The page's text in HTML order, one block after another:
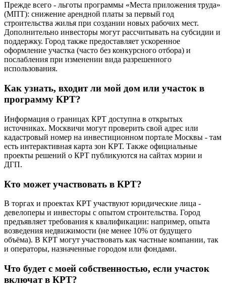
Прежде всего - льготы программы «Места приложения труда»
(МПТ): снижение арендной платы за первый год
строительства жилья при создании новых рабочих мест.
Дополнительно инвесторы могут рассчитывать на субсидии и
поддержку. Город также предоставляет ускоренное
оформление участка (часто без конкурсного отбора) и
послабления при изменении вида разрешенного
использования.
Как узнать, входит ли мой дом или участок в
программу КРТ?
Информация о границах КРТ доступна в открытых
источниках. Москвичи могут проверить свой адрес или
кадастровый номер на инвестиционном портале Москвы - там
есть интерактивная карта зон КРТ. Также официальные
проекты решений о КРТ публикуются на сайтах мэрии и
ДГП.
Кто может участвовать в КРТ?
В торгах и проектах КРТ участвуют юридические лица -
девелоперы и инвесторы с опытом строительства. Город
предъявляет требования к квалификации: например, опыта
возведения недвижимости (не менее 10% от будущего
объёма). В КРТ могут участвовать как частные компании, так
и операторы, назначенные городом или фондами.
Что будет с моей собственностью, если участок
включат в КРТ?